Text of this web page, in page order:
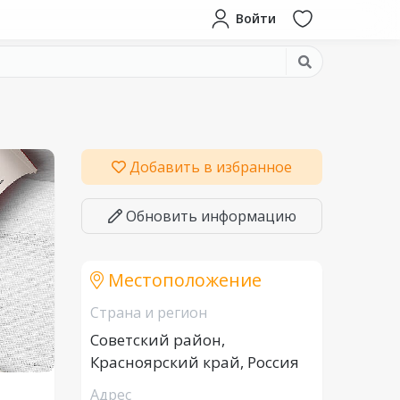
Войти
Добавить в избранное
Обновить информацию
Местоположение
Страна и регион
Советский район,
Красноярский край, Россия
Адрес